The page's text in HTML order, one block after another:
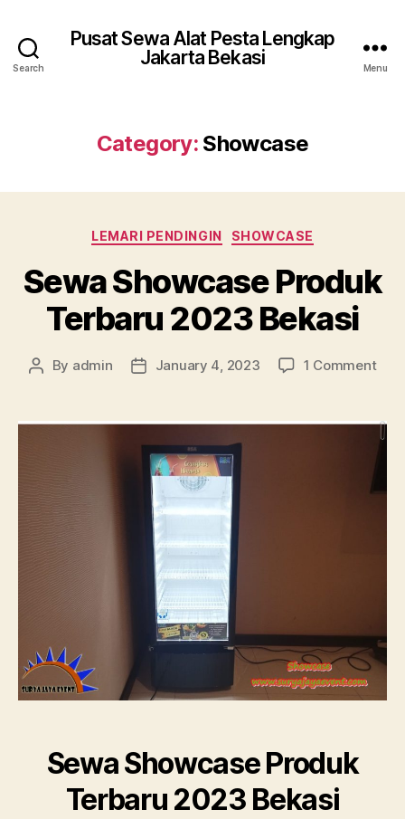
Search
Pusat Sewa Alat Pesta Lengkap
Jakarta Bekasi
Menu
Category: Showcase
Categories
LEMARI PENDINGIN SHOWCASE
Sewa Showcase Produk
Terbaru 2023 Bekasi
Post
By admin
PostJanuary 4, 2023 1 Commenton
Sewa Showcase Produk
Terbaru 2023 Bekasi